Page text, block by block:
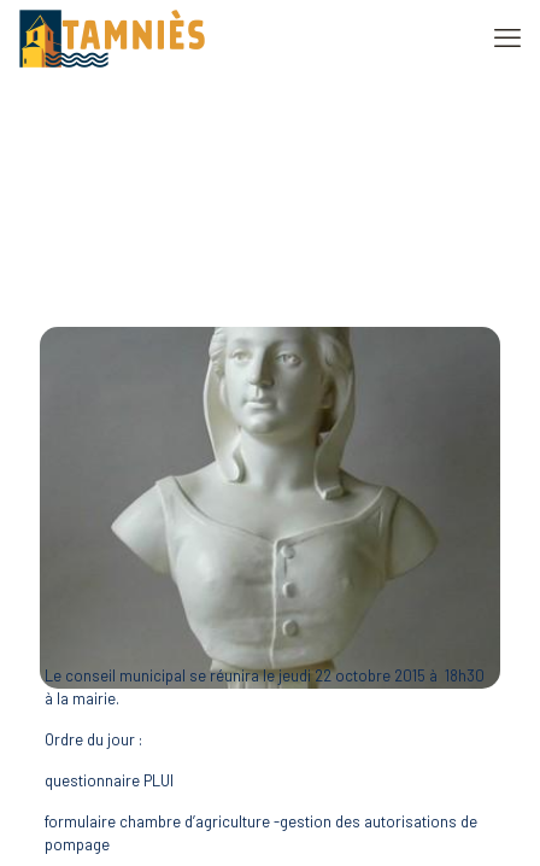
Le conseil municipal se réunira le jeudi 22 octobre 2015 à 18h30
à la mairie.
Ordre du jour :
questionnaire PLUI
formulaire chambre d’agriculture -gestion des autorisations de
pompage